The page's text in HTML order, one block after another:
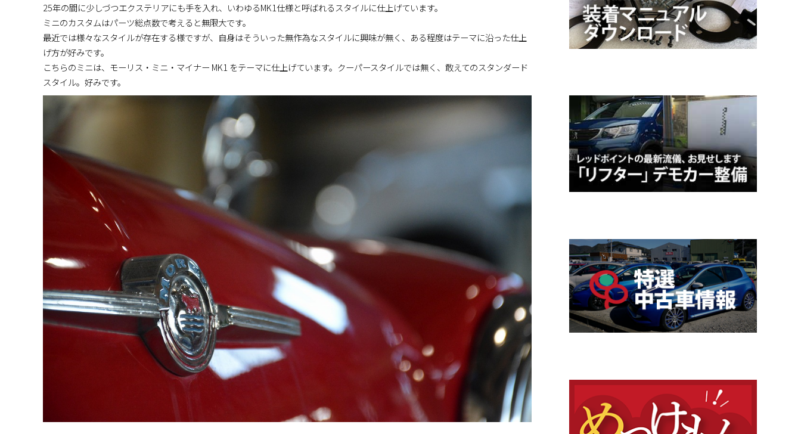
25年の間に少しづつエクステリアにも手を入れ、いわゆるMK1仕様と呼ばれるスタイルに仕上げています。
ミニのカスタムはパーツ総点数で考えると無限大です。
最近では様々なスタイルが存在する様ですが、自身はそういった無作為なスタイルに興味が無く、ある程度はテーマに沿った仕上
げ方が好みです。
こちらのミニは、モーリス・ミニ・マイナー MK1 をテーマに仕上げています。クーパースタイルでは無く、敢えてのスタンダード
スタイル。好みです。